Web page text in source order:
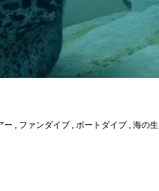
ー ファンダイブ ボートダイブ 海の